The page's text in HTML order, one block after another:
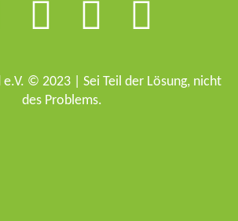
© 2023 | Sei Teil der Lösung, nicht
des Problems.